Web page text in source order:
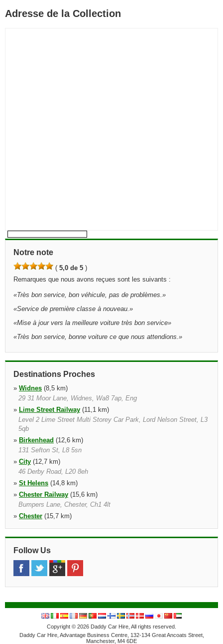
Adresse de la Collection
Notre note
( 5,0 de 5 )
Remarques que nous avons reçues sont les suivants :
«Très bon service, bon véhicule, pas de problèmes.»
«Service de première classe à nouveau.»
«Mise à jour vers la meilleure voiture très bon service»
«Très bon service, bonne voiture ce que nous attendions.»
Destinations Proches
» Widnes (8,5 km)
29 31 Moor Lane, Widnes, Wa8 7ap, Eng
» Lime Street Railway (11,1 km)
Level 2 Lime Street Multi Storey Car Park, Lord Nelson Street, L3
5qb
» Birkenhead (12,6 km)
131 Sefton St, L8 5sn
» City (12,7 km)
46 Derby Road, L20 8eh
» St Helens (14,8 km)
» Chester Railway (15,6 km)
Bumpers Lane, Chester, Ch1 4lt
» Chester (15,7 km)
»Warrington(20,5 km)
Knutsford Road, Warrington, Wa4 1ab, Cheshire
Follow Us
Copyright © 2026 Daddy Car Hire, All rights reserved.
Daddy Car Hire, Advantage Business Centre, 132-134 Great Ancoats Street,
Manchester, M4 6DE